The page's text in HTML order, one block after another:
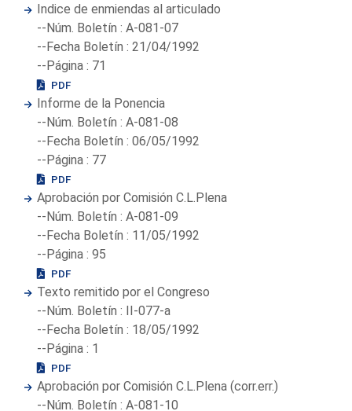
Indice de enmiendas al articulado
--Núm. Boletín : A-081-07
--Fecha Boletín : 21/04/1992
--Página : 71
PDF
Informe de la Ponencia
--Núm. Boletín : A-081-08
--Fecha Boletín : 06/05/1992
--Página : 77
PDF
Aprobación por Comisión C.L.Plena
--Núm. Boletín : A-081-09
--Fecha Boletín : 11/05/1992
--Página : 95
PDF
Texto remitido por el Congreso
--Núm. Boletín : II-077-a
--Fecha Boletín : 18/05/1992
--Página : 1
PDF
Aprobación por Comisión C.L.Plena (corr.err.)
--Núm. Boletín : A-081-10